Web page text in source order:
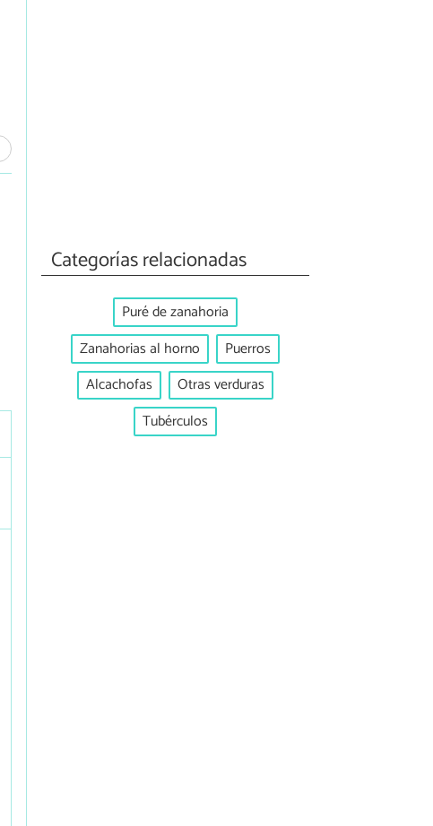
Categorías relacionadas
Puré de zanahoria
Zanahorias al horno
Puerros
Alcachofas
Otras verduras
Tubérculos